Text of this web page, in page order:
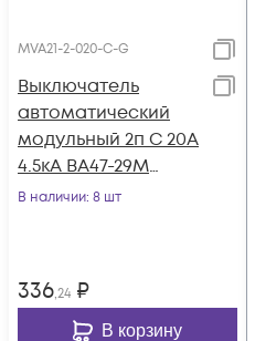
MVA21-2-020-C-G
Выключатель
автоматический
модульный 2п C 20А
4.5кА ВА47-29М
GENERICA MVA21-2-
В наличии: 8 шт
336,24 ₽
В корзину